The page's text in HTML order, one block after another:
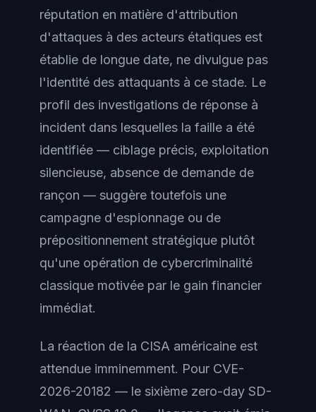
réputation en matière d'attribution
d'attaques à des acteurs étatiques est
établie de longue date, ne divulgue pas
l'identité des attaquants à ce stade. Le
profil des investigations de réponse à
incident dans lesquelles la faille a été
identifiée — ciblage précis, exploitation
silencieuse, absence de demande de
rançon — suggère toutefois une
campagne d'espionnage ou de
prépositionnement stratégique plutôt
qu'une opération de cybercriminalité
classique motivée par le gain financier
immédiat.
La réaction de la CISA américaine est
attendue imminemment. Pour CVE-
2026-20182 — le sixième zero-day SD-